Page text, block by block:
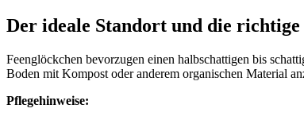
Der ideale Standort und die richtige
Feenglöckchen bevorzugen einen halbschattigen bis
Boden mit Kompost oder anderem organischen Material
Pflegehinweise: